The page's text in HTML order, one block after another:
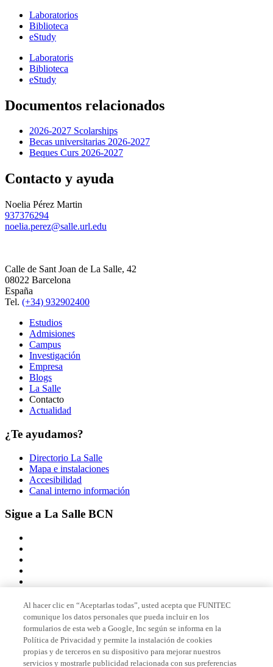
Laboratorios
Biblioteca
eStudy
Laboratoris
Biblioteca
eStudy
Documentos relacionados
2026-2027 Scolarships
Becas universitarias 2026-2027
Beques Curs 2026-2027
Contacto y ayuda
Noelia Pérez Martin
937376294
noelia.perez@salle.url.edu
Calle de Sant Joan de La Salle, 42
08022 Barcelona
España
Tel. (+34) 932902400
Estudios
Admisiones
Campus
Investigación
Empresa
Blogs
La Salle
Contacto
Actualidad
¿Te ayudamos?
Directorio La Salle
Mapa e instalaciones
Accesibilidad
Canal interno información
Sigue a La Salle BCN
Miembro de
Al hacer clic en “Aceptarlas todas”, usted acepta que FUNITEC
comunique los datos personales que pueda incluir en los
formularios de esta web a Google, Inc según se informa en la
Política de Privacidad y permite la instalación de cookies
propias y de terceros en su dispositivo para mejorar nuestros
servicios y mostrarle publicidad relacionada con sus preferencias